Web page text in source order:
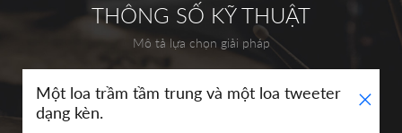
THÔNG SỐ KỸ THUẬT
Mô tả lựa chọn giải pháp
Một loa trầm tầm trung và một loa tweeter
dạng kèn.
+